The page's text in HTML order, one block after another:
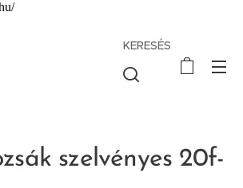
KERESÉS
szelvényes 20f-